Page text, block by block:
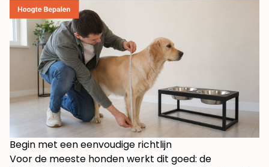
Begin met een eenvoudige richtlijn
Voor de meeste honden werkt dit goed: de